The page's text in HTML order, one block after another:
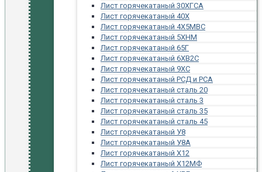
Лист горячекатаный 30ХГСА
Лист горячекатаный 40Х
Лист горячекатаный 4Х5МВС
Лист горячекатаный 5ХНМ
Лист горячекатаный 65Г
Лист горячекатаный 6ХВ2С
Лист горячекатаный 9ХС
Лист горячекатаный РСД и РСА
Лист горячекатаный сталь 20
Лист горячекатаный сталь 3
Лист горячекатаный сталь 35
Лист горячекатаный сталь 45
Лист горячекатаный У8
Лист горячекатаный У8А
Лист горячекатаный Х12
Лист горячекатаный Х12МФ